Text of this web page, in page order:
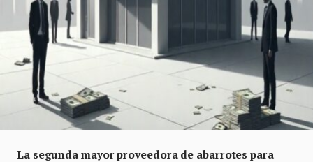
La segunda mayor proveedora de abarrotes para